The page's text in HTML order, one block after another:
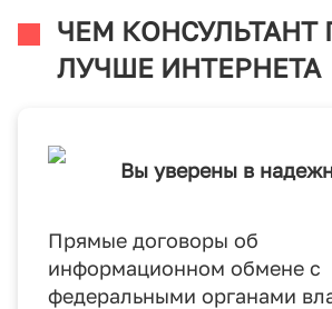
ЧЕМ КОНСУЛЬТАНТ
ЛУЧШЕ ИНТЕРНЕТА
Вы уверены в
Прямые договоры об
информационном обмене с
федеральными органами